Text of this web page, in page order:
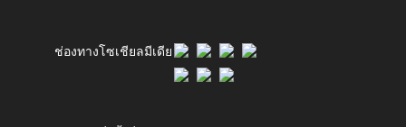
ช่องทางโซเชียลมีเดีย